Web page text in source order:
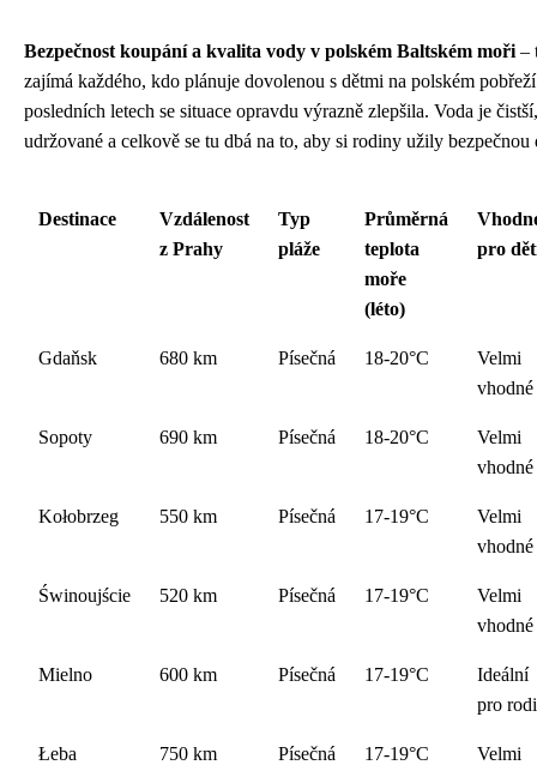
Bezpečnost koupání a kvalita vody v polském Baltském moři –
zajímá každého, kdo plánuje dovolenou s dětmi na polském
posledních letech se situace opravdu výrazně zlepšila. Voda je
udržované a celkově se tu dbá na to, aby si rodiny užily bezpečnou
Destinace
Vzdálenost
z Prahy
Typ
pláže
Průměrná
teplota
moře
(léto)
pro
Gdaňsk 680 km Písečná 18-20°C
Velmi
vhodné
Sopoty 690 km Písečná 18-20°C
Velmi
vhodné
Kołobrzeg 550 km Písečná 17-19°C
Velmi
vhodné
Świnoujście 520 km Písečná 17-19°C
Velmi
vhodné
Mielno 600 km Písečná 17-19°C
Ideální
pro
Łeba 750 km Písečná 17-19°C
Velmi